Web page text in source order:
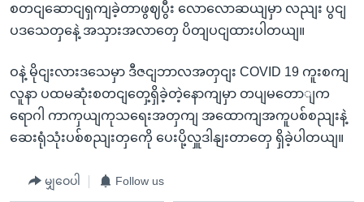
စတငျဆောငျရှကျခဲ့တာဖွဈပွီး လောလောဆယျမှာ လညျး ပွငျ
ပဒသေတှနေဲ့ အသှားအလာတှေ ပိတျပငျထားပါတယျ။
ဝနဲ့ မိုငျးလားဒသေမှာ ဒီဇငျဘာလအတှငျး COVID 19 ကူးစကျ
လူနာ ပထမဆုံးစတငျတှေ့ရှိခဲ့တဲ့နောကျမှာ တပျမတောျက
ရောဂါ ကာကှယျကုသရေးအတှကျ အထောကျအကူပစ်စညျးနဲ့
ဆေးရုံသုံးပစ်စညျးတှကေို ပေးပို့လှူဒါနျးတာတှေ ရှိခဲ့ပါတယျ။
မျှဝေပါ Follow us